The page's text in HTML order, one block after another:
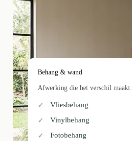
Behang & wand
Afwerking die het verschil maakt.
Vliesbehang
Vinylbehang
Fotobehang